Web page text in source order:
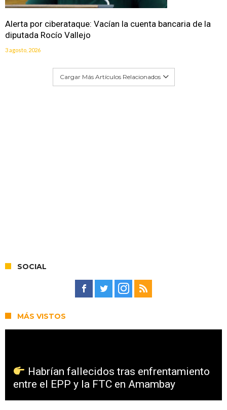
Alerta por ciberataque: Vacían la cuenta bancaria de la
diputada Rocío Vallejo
3 agosto, 2026
Cargar Más Artículos Relacionados
SOCIAL
MÁS VISTOS
Habrían fallecidos tras enfrentamiento
entre el EPP y la FTC en Amambay